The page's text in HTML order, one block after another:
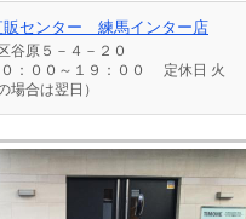
販センター 練馬インター店
谷原５－４－２０
０：００～１９：００ 定休日 火
場合は翌日）